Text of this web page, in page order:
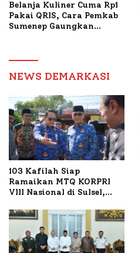
Belanja Kuliner Cuma Rp1
Pakai QRIS, Cara Pemkab
Sumenep Gaungkan
NEWS DEMARKASI
103 Kafilah Siap
Ramaikan MTQ KORPRI
VIII Nasional di Sulsel,